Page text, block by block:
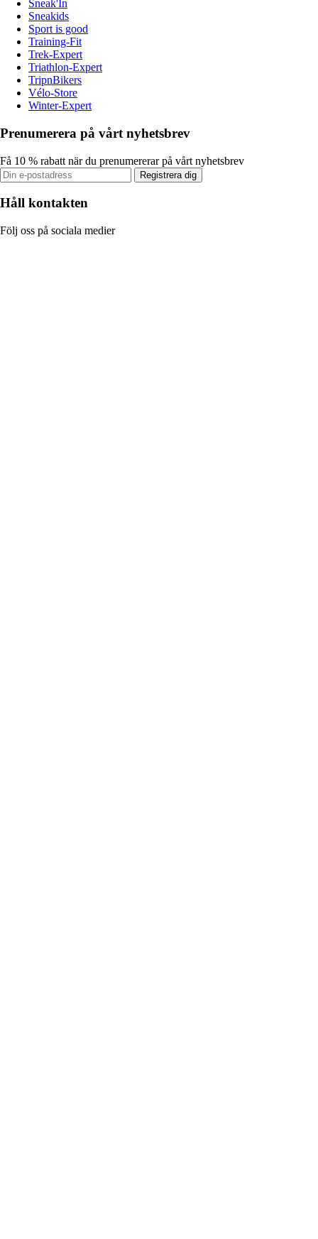
Sneak'In
Sneakids
Sport is good
Training-Fit
Trek-Expert
Triathlon-Expert
TripnBikers
Vélo-Store
Winter-Expert
Prenumerera på vårt nyhetsbrev
Få 10 % rabatt när du prenumererar på vårt nyhetsbrev
Registrera dig
Håll kontakten
Följ oss på sociala medier